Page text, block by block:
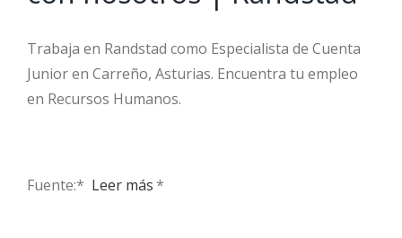
Trabaja en Randstad como Especialista de Cuenta
Junior en Carreño, Asturias. Encuentra tu empleo
en Recursos Humanos.
Fuente:* ​ Leer más*